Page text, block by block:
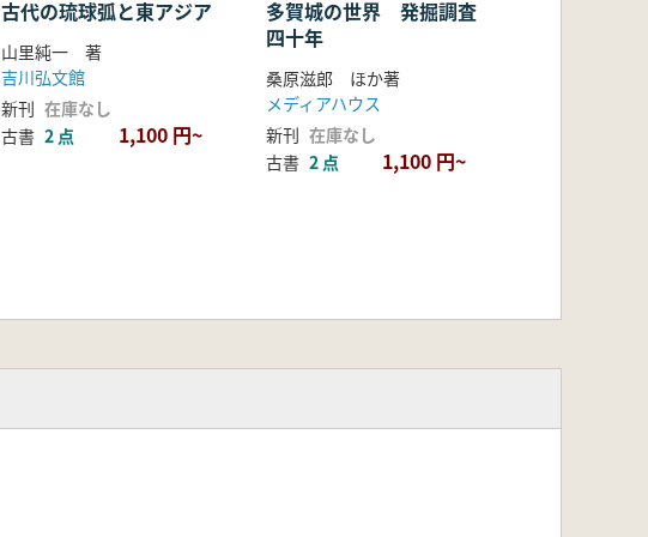
古代の琉球弧と東アジア
山里純一 著
吉川弘文館
新刊 在庫なし
古書 2 点 1,100 円~
多賀城の世界 発掘調査
四十年
桑原滋郎 ほか著
メディアハウス
新刊 在庫なし
古書 2 点 1,100 円~